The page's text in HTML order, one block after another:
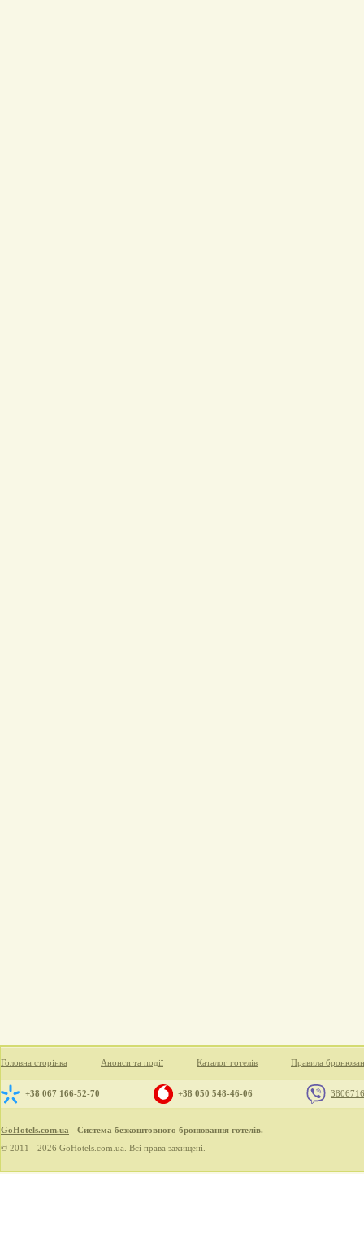
Головна сторінка Анонси та події Каталог готелів Правила
+38 067 166-52-70 +38 050 548-46-06
GoHotels.com.ua - Система безкоштовного бронювання готелів.
© 2011 - 2026 GoHotels.com.ua. Всі права захищені.